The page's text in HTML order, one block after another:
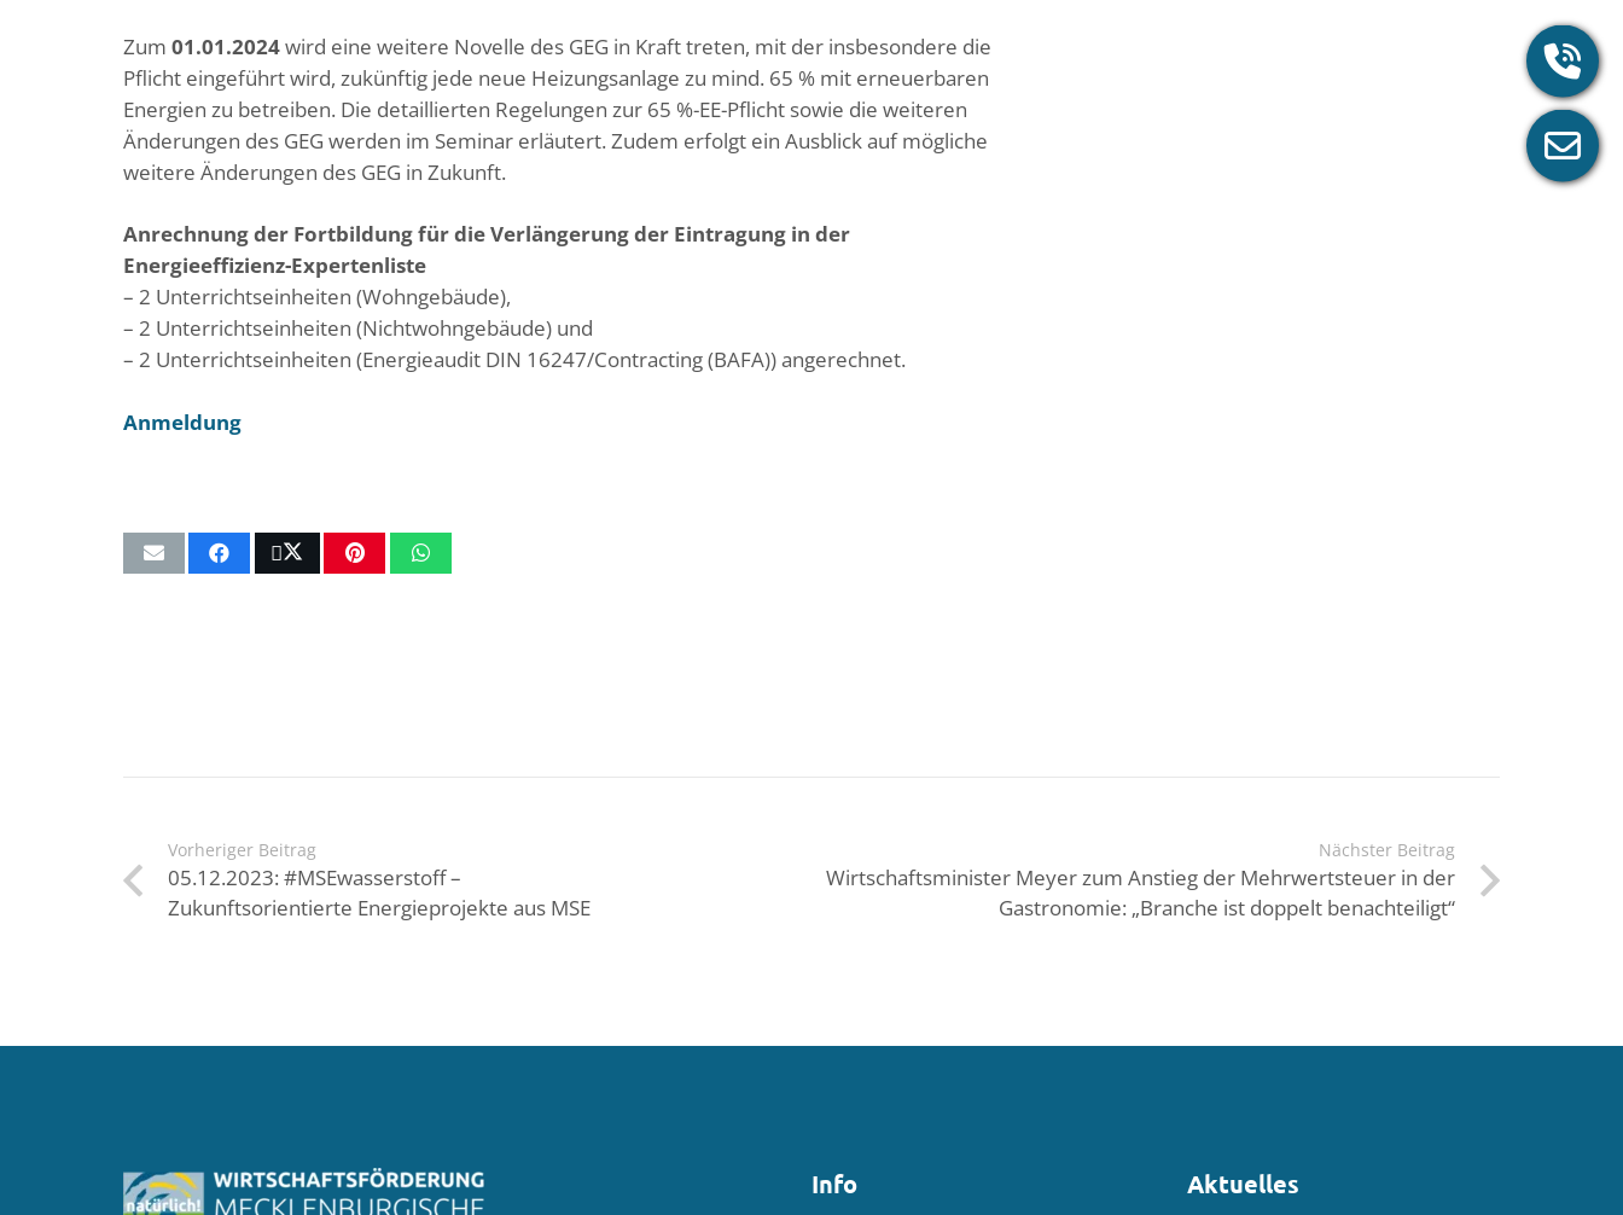
Zum 01.01.2024wird eine weitere Novelle des GEG in Kraft treten, mit der insbesondere die
Pflicht eingeführt wird, zukünftig jede neue Heizungsanlage zu mind. 65 % mit erneuerbaren
Energien zu betreiben. Die detaillierten Regelungen zur 65 %-EE-Pflicht sowie die weiteren
Änderungen des GEG werden im Seminar erläutert. Zudem erfolgt ein Ausblick auf mögliche
weitere Änderungen des GEG in Zukunft.
Anrechnung der Fortbildung für die Verlängerung der Eintragung in der
Energieeffizienz-Expertenliste
– 2 Unterrichtseinheiten (Wohngebäude),
– 2 Unterrichtseinheiten (Nichtwohngebäude) und
– 2 Unterrichtseinheiten (Energieaudit DIN 16247/Contracting (BAFA)) angerechnet.
Anmeldung
Vorheriger Beitrag
05.12.2023: #MSEwasserstoff –
Zukunftsorientierte Energieprojekte aus MSE
Nächster Beitrag
Wirtschaftsminister Meyer zum Anstieg der Mehrwertsteuer in der
Gastronomie: „Branche ist doppelt benachteiligt“
Info Aktuelles